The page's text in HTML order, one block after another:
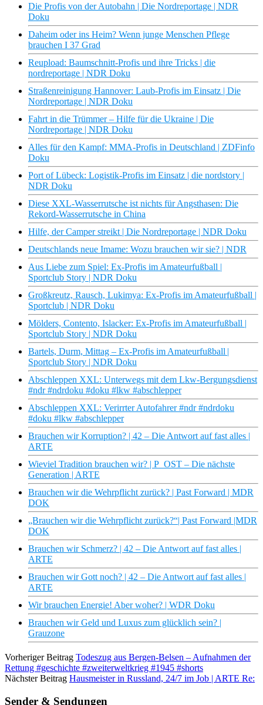
Die Profis von der Autobahn | Die Nordreportage | NDR
Doku
Daheim oder ins Heim? Wenn junge Menschen Pflege
brauchen I 37 Grad
Reupload: Baumschnitt-Profis und ihre Tricks | die
nordreportage | NDR Doku
Straßenreinigung Hannover: Laub-Profis im Einsatz | Die
Nordreportage | NDR Doku
Fahrt in die Trümmer – Hilfe für die Ukraine | Die
Nordreportage | NDR Doku
Alles für den Kampf: MMA-Profis in Deutschland | ZDFinfo
Doku
Port of Lübeck: Logistik-Profis im Einsatz | die nordstory |
NDR Doku
Diese XXL-Wasserrutsche ist nichts für Angsthasen: Die
Rekord-Wasserrutsche in China
Hilfe, der Camper streikt | Die Nordreportage | NDR Doku
Deutschlands neue Imame: Wozu brauchen wir sie? | NDR
Aus Liebe zum Spiel: Ex-Profis im Amateurfußball |
Sportclub Story | NDR Doku
Großkreutz, Rausch, Lukimya: Ex-Profis im Amateurfußball |
Sportclub | NDR Doku
Mölders, Contento, Islacker: Ex-Profis im Amateurfußball |
Sportclub Story | NDR Doku
Bartels, Durm, Mittag – Ex-Profis im Amateurfußball |
Sportclub Story | NDR Doku
Abschleppen XXL: Unterwegs mit dem Lkw-Bergungsdienst
#ndr #ndrdoku #doku #lkw #abschlepper
Abschleppen XXL: Verirrter Autofahrer #ndr #ndrdoku
#doku #lkw #abschlepper
Brauchen wir Korruption? | 42 – Die Antwort auf fast alles |
ARTE
Wieviel Tradition brauchen wir? | P_OST – Die nächste
Generation | ARTE
Brauchen wir die Wehrpflicht zurück? | Past Forward | MDR
DOK
„Brauchen wir die Wehrpflicht zurück?“| Past Forward |MDR
DOK
Brauchen wir Schmerz? | 42 – Die Antwort auf fast alles |
ARTE
Brauchen wir Gott noch? | 42 – Die Antwort auf fast alles |
ARTE
Wir brauchen Energie! Aber woher? | WDR Doku
Brauchen wir Geld und Luxus zum glücklich sein? |
Grauzone
Vorheriger Beitrag Todeszug aus Bergen-Belsen – Aufnahmen der
Rettung #geschichte #zweiterweltkrieg #1945 #shorts
Nächster Beitrag Hausmeister in Russland, 24/7 im Job | ARTE Re:
Sender & Sendungen